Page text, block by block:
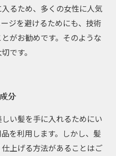
るため、多くの女性に人気
ジを避けるためにも、技術
がお勧めです。そのような
です。
分
い髪を手に入れるためにい
を利用します。しかし、髪
上げる方法があることはご